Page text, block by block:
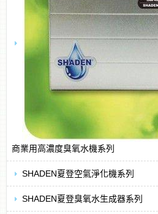
商業用高濃度臭氧水機系列
SHADEN夏登空氣淨化機系列
SHADEN夏登臭氧水生成器系列